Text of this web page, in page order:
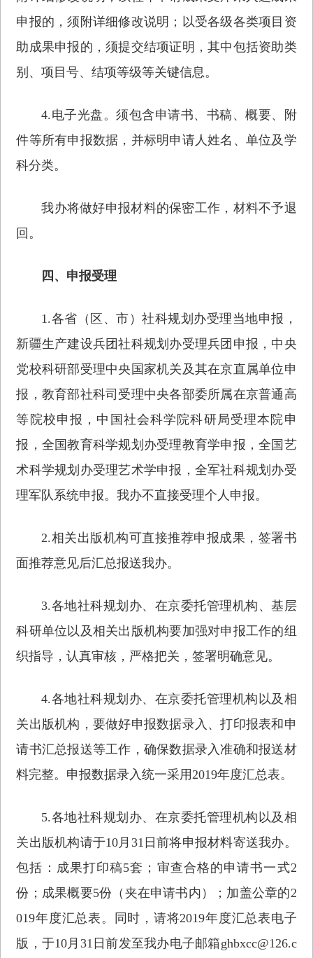
申报的，须附详细修改说明；以受各级各类项目资
助成果申报的，须提交结项证明，其中包括资助类
别、项目号、结项等级等关键信息。
4.电子光盘。须包含申请书、书稿、概要、附
件等所有申报数据，并标明申请人姓名、单位及学
科分类。
我办将做好申报材料的保密工作，材料不予退
回。
四、申报受理
1.各省（区、市）社科规划办受理当地申报，
新疆生产建设兵团社科规划办受理兵团申报，中央
党校科研部受理中央国家机关及其在京直属单位申
报，教育部社科司受理中央各部委所属在京普通高
等院校申报，中国社会科学院科研局受理本院申
报，全国教育科学规划办受理教育学申报，全国艺
术科学规划办受理艺术学申报，全军社科规划办受
理军队系统申报。我办不直接受理个人申报。
2.相关出版机构可直接推荐申报成果，签署书
面推荐意见后汇总报送我办。
3.各地社科规划办、在京委托管理机构、基层
科研单位以及相关出版机构要加强对申报工作的组
织指导，认真审核，严格把关，签署明确意见。
4.各地社科规划办、在京委托管理机构以及相
关出版机构，要做好申报数据录入、打印报表和申
请书汇总报送等工作，确保数据录入准确和报送材
料完整。申报数据录入统一采用2019年度汇总表。
5.各地社科规划办、在京委托管理机构以及相
关出版机构请于10月31日前将申报材料寄送我办。
包括：成果打印稿5套；审查合格的申请书一式2
份；成果概要5份（夹在申请书内）；加盖公章的2
019年度汇总表。同时，请将2019年度汇总表电子
版，于10月31日前发至我办电子邮箱ghbxcc@126.c